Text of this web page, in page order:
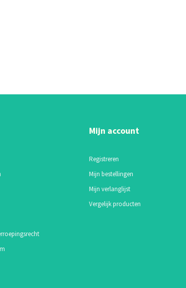
Mijn account
Registreren
Mijn bestellingen
Mijn verlanglijst
Vergelijk producten